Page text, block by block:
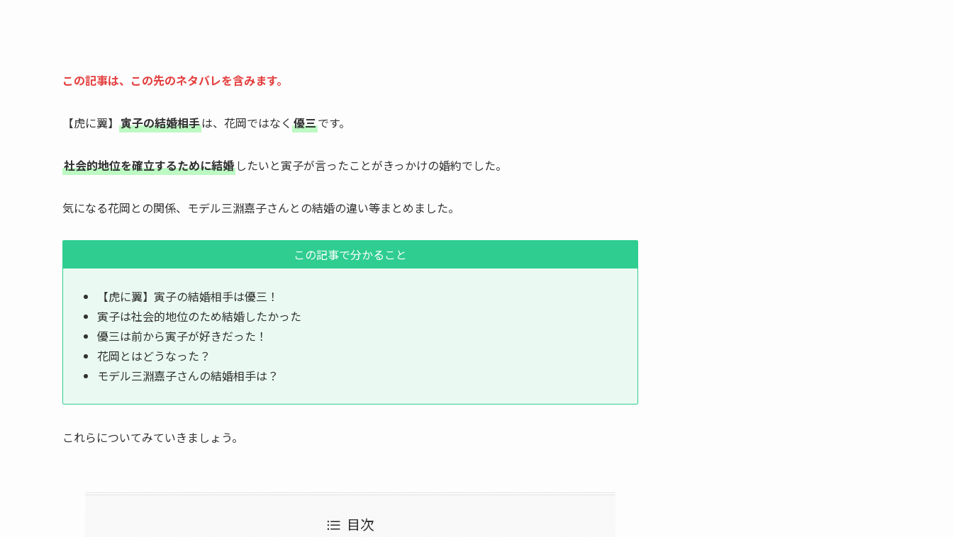
この記事は、この先のネタバレを含みます。
【虎に翼】 寅子の結婚相手は、花岡ではなく 優三です。
社会的地位を確立するために結婚 したいと寅子が言ったことがきっかけの婚約でした。
気になる花岡との関係、モデル三淵嘉子さんとの結婚の違い等まとめました。
この記事で分かること
【虎に翼】寅子の結婚相手は優三！
寅子は社会的地位のため結婚したかった
優三は前から寅子が好きだった！
花岡とはどうなった？
モデル三淵嘉子さんの結婚相手は？
これらについてみていきましょう。
目次